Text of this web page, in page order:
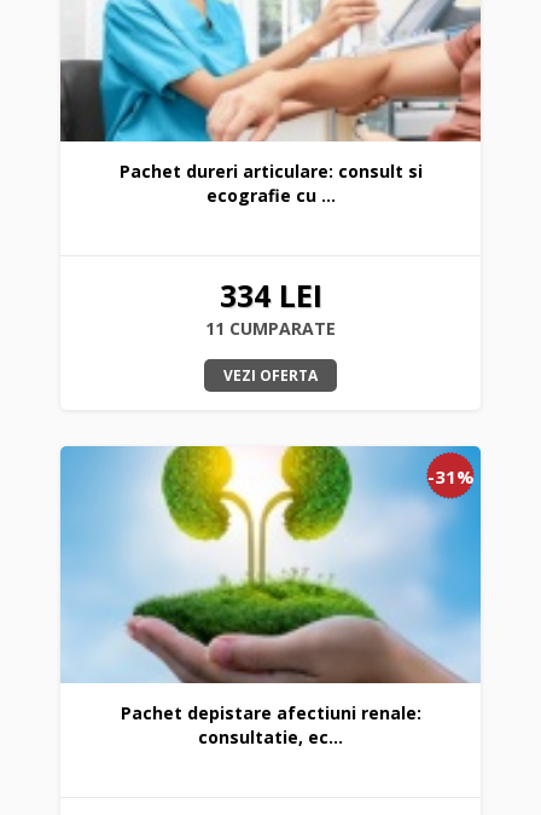
Pachet dureri articulare: consult si
ecografie cu ...
334 LEI
11 CUMPARATE
VEZI OFERTA
-31%
Pachet depistare afectiuni renale:
consultatie, ec...